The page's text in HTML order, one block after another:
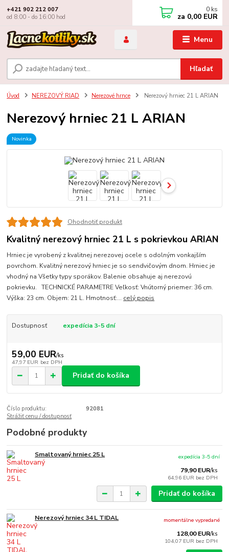
Menu
Hľadať
+421 902 212 007
od 8:00 - do 16:00 hod
0 ks
za 0,00 EUR
Úvod NEREZOVÝ RIAD Nerezové hrnce Nerezový hrniec 21 L ARIAN
Nerezový hrniec 21 L ARIAN
Novinka
Ohodnotiť produkt
Kvalitný nerezový hrniec 21 L s pokrievkou ARIAN
Hrniec je vyrobený z kvalitnej nerezovej ocele s odolným vonkajším
povrchom. Kvalitný nerezový hrniec je so sendvičovým dnom. Hrniec je
vhodný na Všetky typy sporákov. Balenie obsahuje aj nerezovú
pokrievku. TECHNICKÉ PARAMETRE Veľkosť: Vnútorný priemer: 36 cm.
Výška: 23 cm. Objem: 21 L. Hmotnosť:... celý popis
Dostupnosť expedícia 3-5 dní
59,00 EUR/ks
47,97 EUR bez DPH
Pridať do košíka
Číslo produktu:
92081
Strážiť cenu / dostupnosť
Podobné produkty
Smaltovaný hrniec 25 L
79,90 EUR/ks
64,96 EUR bez DPH
expedícia 3-5 dní
Pridať do košíka
Nerezový hrniec 34 L TIDAL
128,00 EUR/ks
104,07 EUR bez DPH
momentálne vypredané